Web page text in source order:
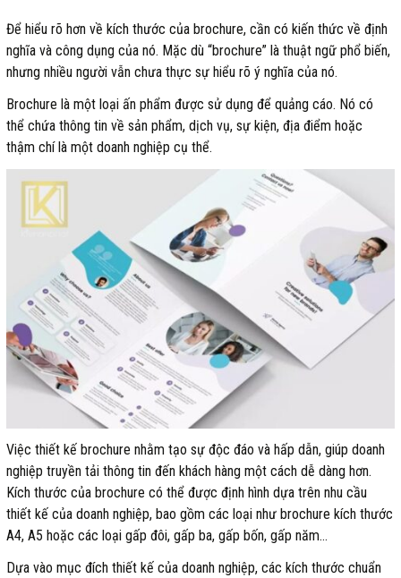
Để hiểu rõ hơn về kích thước của brochure, cần có kiến thức về định
nghĩa và công dụng của nó. Mặc dù “brochure” là thuật ngữ phổ biến,
nhưng nhiều người vẫn chưa thực sự hiểu rõ ý nghĩa của nó.
Brochure là một loại ấn phẩm được sử dụng để quảng cáo. Nó có
thể chứa thông tin về sản phẩm, dịch vụ, sự kiện, địa điểm hoặc
thậm chí là một doanh nghiệp cụ thể.
Việc thiết kế brochure nhằm tạo sự độc đáo và hấp dẫn, giúp doanh
nghiệp truyền tải thông tin đến khách hàng một cách dễ dàng hơn.
Kích thước của brochure có thể được định hình dựa trên nhu cầu
thiết kế của doanh nghiệp, bao gồm các loại như brochure kích thước
A4, A5 hoặc các loại gấp đôi, gấp ba, gấp bốn, gấp năm…
Dựa vào mục đích thiết kế của doanh nghiệp, các kích thước chuẩn